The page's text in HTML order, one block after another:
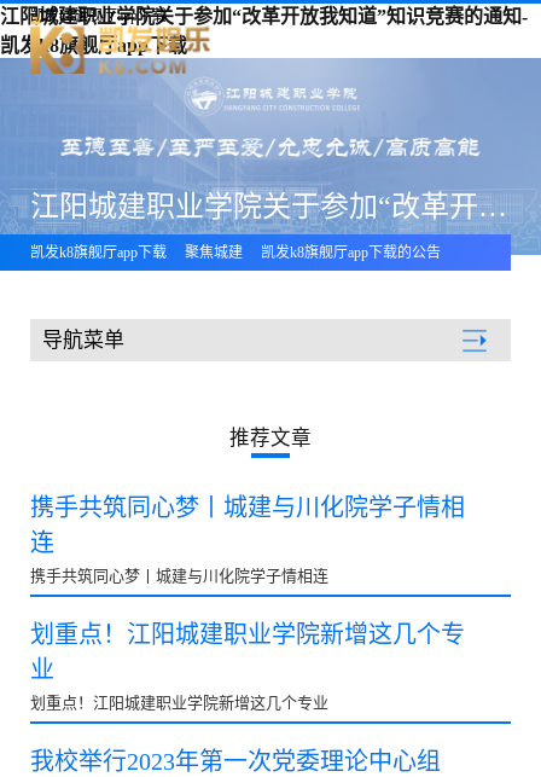
江阳城建职业学院关于参加“改革开放我知道”知识竞赛的通知-
凯发k8旗舰厅app下载
凯发k8旗舰厅app下载
江阳城建职业学院关于参加“改革开放我知道”知识竞赛的通知
凯发k8旗舰厅app下载 聚焦城建 凯发k8旗舰厅app下载的公告
导航菜单
推荐文章
携手共筑同心梦丨城建与川化院学子情相
连
携手共筑同心梦丨城建与川化院学子情相连
划重点！江阳城建职业学院新增这几个专
业
划重点！江阳城建职业学院新增这几个专业
我校举行2023年第一次党委理论中心组